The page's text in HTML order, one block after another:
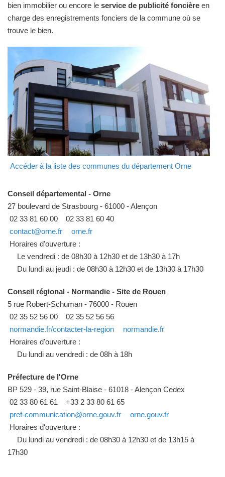
bien immobilier ou encore le service de publicité foncière en
charge des enregistrements fonciers de la commune où se
trouve le bien.
Accéder à la liste des communes du département Orne
Conseil départemental - Orne
27 boulevard de Strasbourg - 61000 - Alençon
02 33 81 60 00
02 33 81 60 40
contact@orne.fr
orne.fr
Horaires d'ouverture :
Le vendredi : de 08h30 à 12h30 et de 13h30 à 17h
Du lundi au jeudi : de 08h30 à 12h30 et de 13h30 à 17h30
Conseil régional - Normandie - Site de Rouen
5 rue Robert-Schuman - 76000 - Rouen
02 35 52 56 00
02 35 52 56 56
normandie.fr/contacter-la-region
normandie.fr
Horaires d'ouverture :
Du lundi au vendredi : de 08h à 18h
Préfecture de l'Orne
BP 529 - 39, rue Saint-Blaise - 61018 - Alençon Cedex
02 33 80 61 61
+33 2 33 80 61 65
pref-communication@orne.gouv.fr
orne.gouv.fr
Horaires d'ouverture :
Du lundi au vendredi : de 08h30 à 12h30 et de 13h15 à
17h30